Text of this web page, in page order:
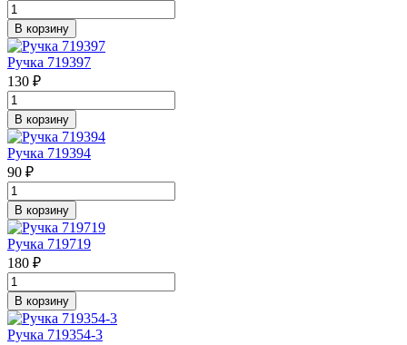
В корзину
Ручка 719397
130 ₽
В корзину
Ручка 719394
90 ₽
В корзину
Ручка 719719
180 ₽
В корзину
Ручка 719354-3